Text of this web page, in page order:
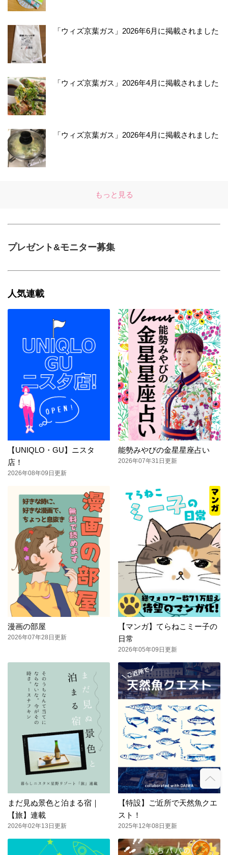
「ウィズ京葉ガス」2026年6月に掲載されました
「ウィズ京葉ガス」2026年4月に掲載されました
「ウィズ京葉ガス」2026年4月に掲載されました
もっと見る
プレゼント&モニター募集
人気連載
【UNIQLO・GU】ニスタ
店！
2026年08年09日更新
能勢みやびの金星星座占い
2026年07年31日更新
漫画の部屋
2026年07年28日更新
【マンガ】てらねこミー子の
日常
2026年05年09日更新
まだ見ぬ景色と泊まる宿｜
【旅】連載
2026年02年13日更新
【特設】ご近所で天然魚クエ
スト！
2025年12年08日更新